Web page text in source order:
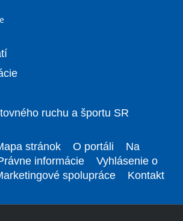
ruchu a športu SR
stránok O portáli
Na
informácie
Vyhlásenie o
spolupráce Kontakt